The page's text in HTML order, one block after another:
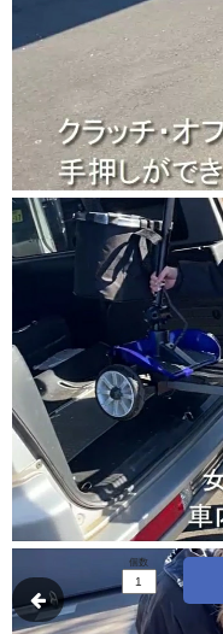
個数